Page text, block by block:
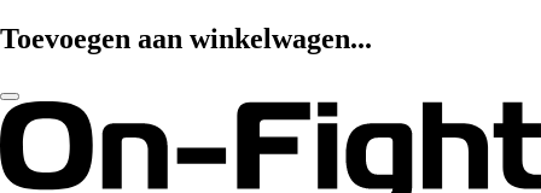
Toevoegen aan winkelwagen...